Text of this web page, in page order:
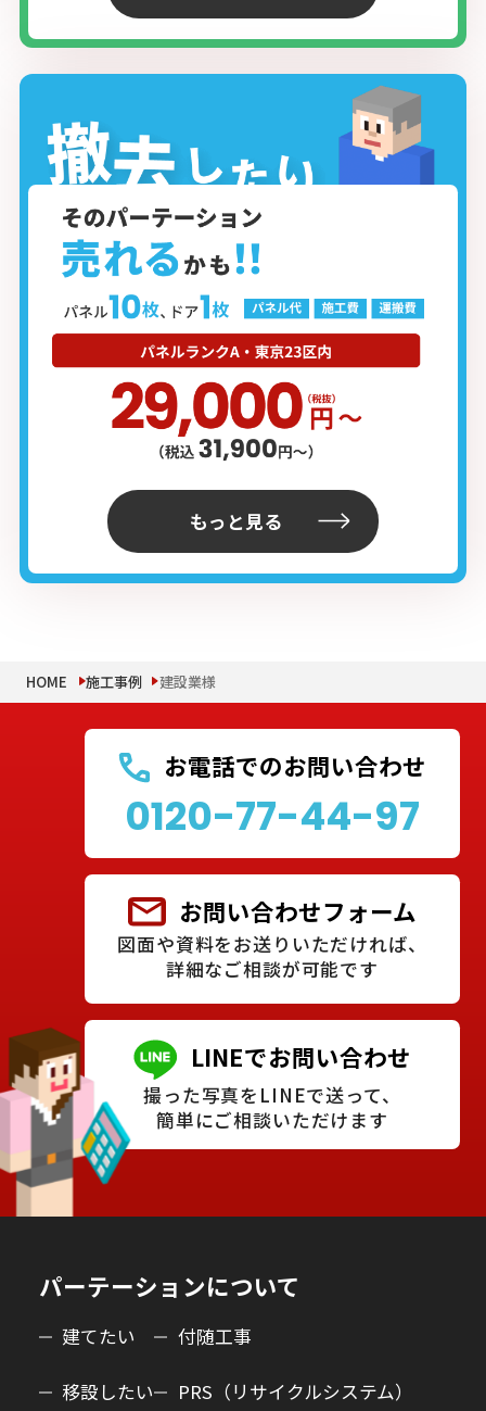
もっと見る
HOME 施工事例 建設業様
お電話でのお問い合わせ
0120-77-44-97
お問い合わせフォーム
図面や資料をお送りいただければ、
詳細なご相談が可能です
LINEでお問い合わせ
撮った写真をLINEで送って、
簡単にご相談いただけます
パーテーションについて
建てたい
移設したい
付随工事
PRS（リサイクルシステム）